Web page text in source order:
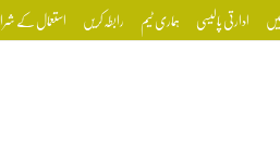
ادارتی پالیسی ہماری ٹیم رابطہ کریں استعمال کے